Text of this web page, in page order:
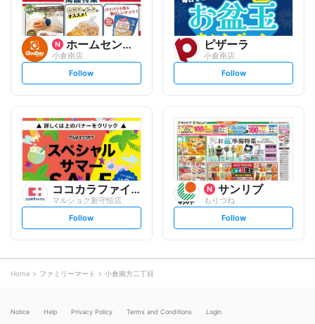
ホームセンター グッデイ
小倉南店
s
l
o
w
Follow
ピザーラ
小倉南店
s
l
o
w
Follow
ココカラファイン
マルショク新守恒店
s
l
o
Follow
サンリブ
もりつね
s
l
Follow
Home ファミリーマート 小倉南方二丁目
Notice Help Privacy Policy Terms and Conditions Login